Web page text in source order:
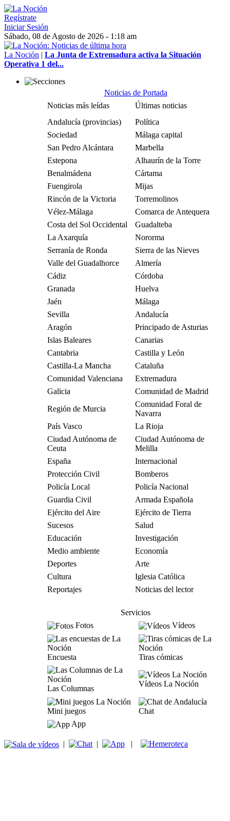
Regístrate
Iniciar Sesión
Sábado, 08 de Agosto de 2026 - 1:18 am
La Noción | La Junta de Extremadura activa la Situación
Operativa 1 del...
Noticias de Portada
Noticias más leídas
Últimas noticias
Andalucía (provincias)
Política
Sociedad
Málaga capital
San Pedro Alcántara
Marbella
Estepona
Alhaurín de la Torre
Benalmádena
Cártama
Fuengirola
Mijas
Rincón de la Victoria
Torremolinos
Vélez-Málaga
Comarca de Antequera
Costa del Sol Occidental
Guadalteba
La Axarquía
Nororma
Serranía de Ronda
Sierra de las Nieves
Valle del Guadalhorce
Almería
Cádiz
Córdoba
Granada
Huelva
Jaén
Málaga
Sevilla
Andalucía
Aragón
Principado de Asturias
Islas Baleares
Canarias
Cantabria
Castilla y León
Castilla-La Mancha
Cataluña
Comunidad Valenciana
Extremadura
Galicia
Comunidad de Madrid
Región de Murcia
Comunidad Foral de
Navarra
País Vasco
La Rioja
Ciudad Autónoma de
Ceuta
Ciudad Autónoma de
Melilla
España
Internacional
Protección Civil
Bomberos
Policía Local
Policía Nacional
Guardia Civil
Armada Española
Ejército del Aire
Ejército de Tierra
Sucesos
Salud
Educación
Investigación
Medio ambiente
Economía
Deportes
Arte
Cultura
Iglesia Católica
Reportajes
Noticias del lector
Servicios
Fotos
Vídeos
Encuesta Tiras cómicas
Las Columnas
Vídeos La Noción
Mini juegos
Chat
App
| | |